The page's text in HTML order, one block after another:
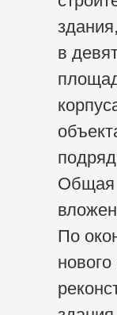
в
Общая
По
нового